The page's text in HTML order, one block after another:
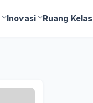
Inovasi Ruang Kelas